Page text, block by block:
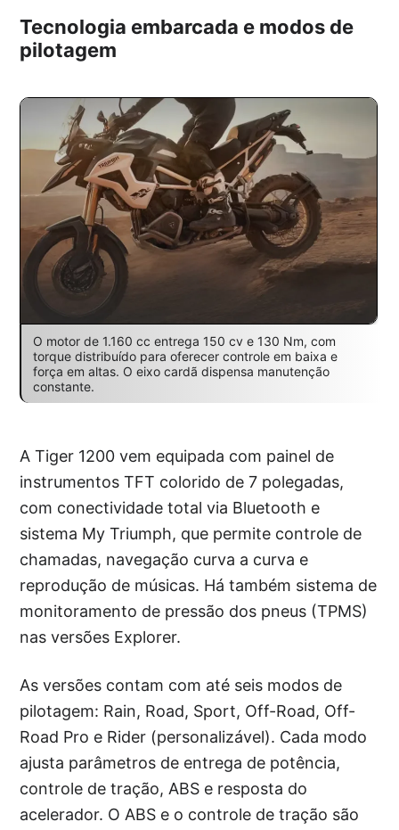
Tecnologia embarcada e modos de
pilotagem
O motor de 1.160 cc entrega 150 cv e 130 Nm, com
torque distribuído para oferecer controle em baixa e
força em altas. O eixo cardã dispensa manutenção
constante.
A Tiger 1200 vem equipada com painel de
instrumentos TFT colorido de 7 polegadas,
com conectividade total via Bluetooth e
sistema My Triumph, que permite controle de
chamadas, navegação curva a curva e
reprodução de músicas. Há também sistema de
monitoramento de pressão dos pneus (TPMS)
nas versões Explorer.
As versões contam com até seis modos de
pilotagem: Rain, Road, Sport, Off-Road, Off-
Road Pro e Rider (personalizável). Cada modo
ajusta parâmetros de entrega de potência,
controle de tração, ABS e resposta do
acelerador. O ABS e o controle de tração são